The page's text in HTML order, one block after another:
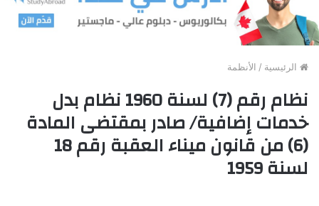
الرئيسية / الأنظمة
نظام رقم (7) لسنة 1960 نظام بدل
خدمات إضافية/ صادر بمقتضى المادة
(6) من قانون ميناء العقبة رقم 18
لسنة 1959